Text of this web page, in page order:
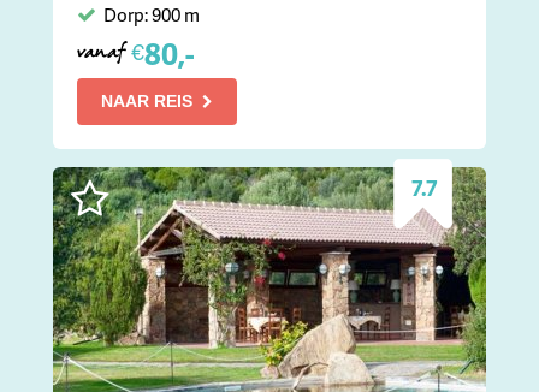
Dorp: 900 m
vanaf €80,-
NAAR REIS
7.7